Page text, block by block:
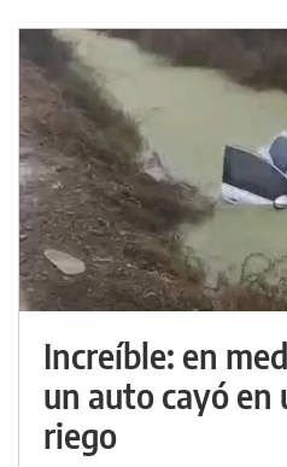
Increíble: en
un auto cayó en
riego